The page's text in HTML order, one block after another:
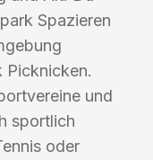
Spazieren
Picknicken.
und
sportlich
oder